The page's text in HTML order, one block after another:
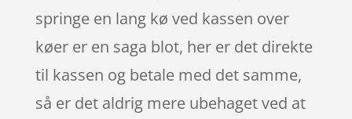
springe en lang kø ved kassen over
køer er en saga blot, her er det direkte
til kassen og betale med det samme,
så er det aldrig mere ubehaget ved at